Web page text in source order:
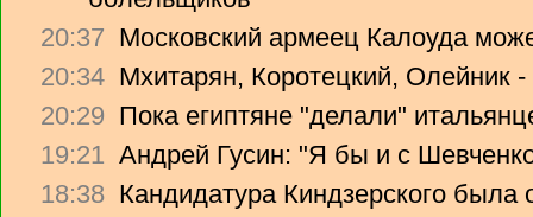
20:37 Московский армеец Калоуда
20:34 Мхитарян, Коротецкий, Олейник -
20:29 Пока египтяне "делали"
19:21 Андрей Гусин: "Я бы и с
18:38 Кандидатура Киндзерского была